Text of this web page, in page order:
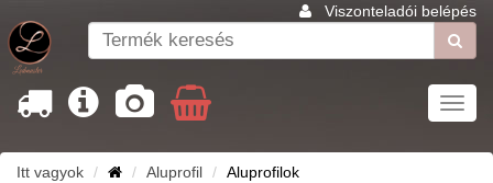
Viszonteladói belépés
Itt vagyok Aluprofil
Aluprofilok